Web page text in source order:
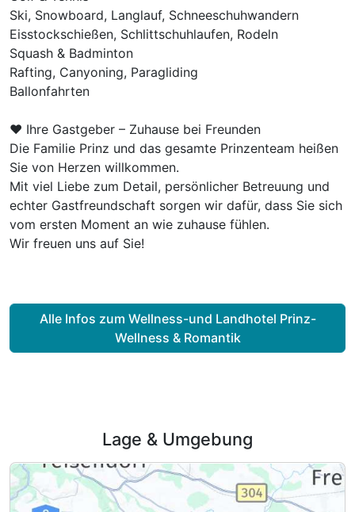
Zusatznächte
Für 8 Tage p.P. ab 1.232,00 €
Suite/n
2 Erwachsene
Zusatznächte
Ski, Snowboard, Langlauf, Schneeschuhwandern
Eisstockschießen, Schlittschuhlaufen, Rodeln
Squash & Badminton
Rafting, Canyoning, Paragliding
Ballonfahrten
❤️ Ihre Gastgeber – Zuhause bei Freunden
Die Familie Prinz und das gesamte Prinzenteam heißen
Sie von Herzen willkommen.
Mit viel Liebe zum Detail, persönlicher Betreuung und
echter Gastfreundschaft sorgen wir dafür, dass Sie sich
vom ersten Moment an wie zuhause fühlen.
Wir freuen uns auf Sie!
Alle Infos zum Wellness-und Landhotel Prinz-
Wellness & Romantik
Lage & Umgebung